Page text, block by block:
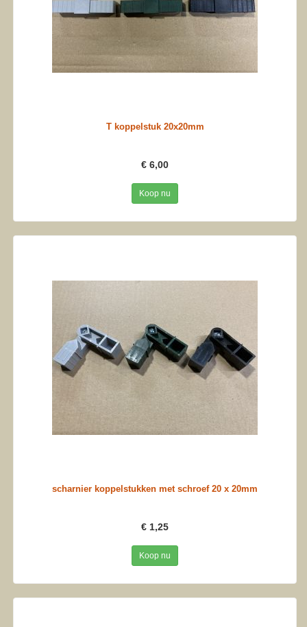
T koppelstuk 20x20mm
€ 6,00
Koop nu
scharnier koppelstukken met schroef 20 x 20mm
€ 1,25
Koop nu